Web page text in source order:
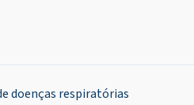
doenças respiratórias